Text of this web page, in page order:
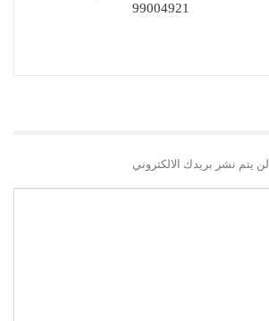
99004921
لن يتم نشر بريدك الالكتروني